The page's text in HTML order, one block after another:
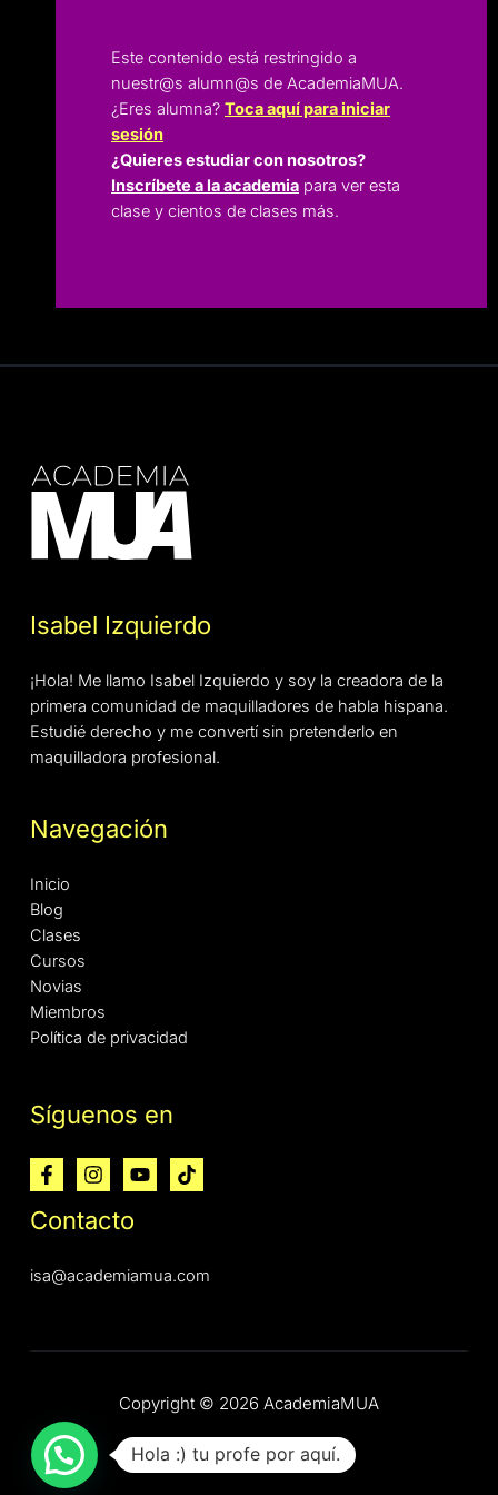
Este contenido está restringido a
nuestr@s alumn@s de AcademiaMUA.
¿Eres alumna? Toca aquí para iniciar
sesión
¿Quieres estudiar con nosotros?
Inscríbete a la academia para ver esta
clase y cientos de clases más.
Isabel Izquierdo
¡Hola! Me llamo Isabel Izquierdo y soy la creadora de la
primera comunidad de maquilladores de habla hispana.
Estudié derecho y me convertí sin pretenderlo en
maquilladora profesional.
Navegación
Inicio
Blog
Clases
Cursos
Novias
Miembros
Política de privacidad
Síguenos en
Contacto
isa@academiamua.com
Copyright © 2026 AcademiaMUA
Hola :) tu profe por aquí.